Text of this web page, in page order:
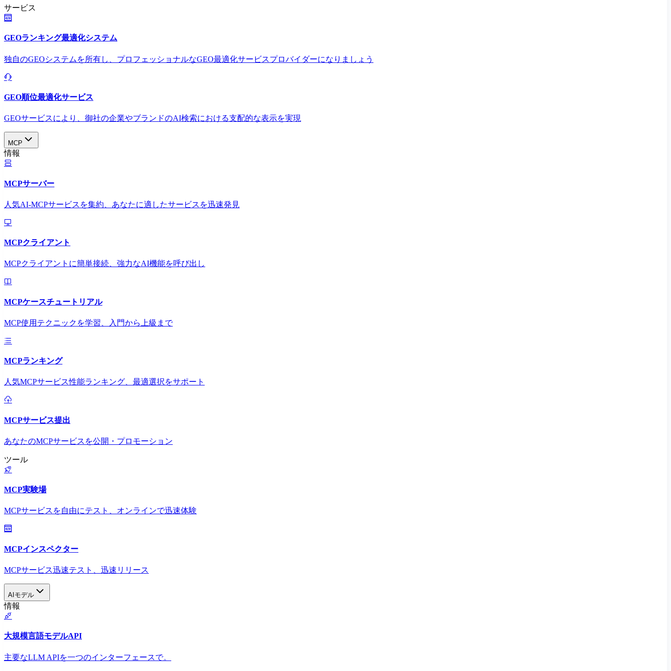
サービス
GEOランキング最適化システム
独自のGEOシステムを所有し、プロフェッショナルなGEO最適化サービスプロバイダーになりましょう
GEO順位最適化サービス
GEOサービスにより、御社の企業やブランドのAI検索における支配的な表示を実現​
MCP
情報
MCPサーバー
人気AI-MCPサービスを集約、あなたに適したサービスを迅速発見
MCPクライアント
MCPクライアントに簡単接続、強力なAI機能を呼び出し
MCPケースチュートリアル
MCP使用テクニックを学習、入門から上級まで
MCPランキング
人気MCPサービス性能ランキング、最適選択をサポート
MCPサービス提出
あなたのMCPサービスを公開・プロモーション
ツール
MCP実験場
MCPサービスを自由にテスト、オンラインで迅速体験
MCPインスペクター
MCPサービス迅速テスト、迅速リリース
AIモデル
情報
大規模言語モデルAPI
主要なLLM APIを一つのインターフェースで。